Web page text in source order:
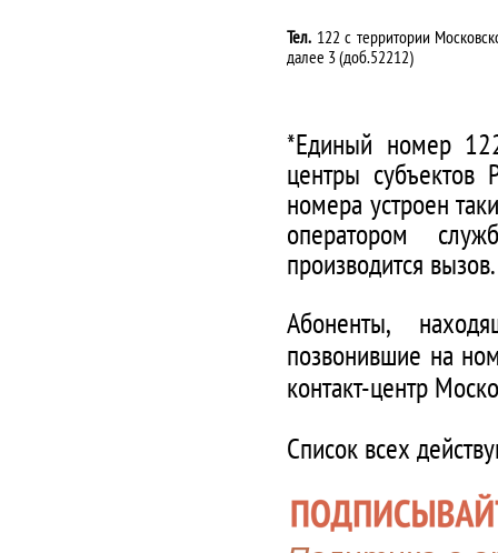
Тел. 122 с территории
далее 3 (доб.52212)
*Единый номер
центры субъектов
номера устроен
оператором
производится вызов.
Абоненты,
позвонившие на
контакт-центр
Список всех